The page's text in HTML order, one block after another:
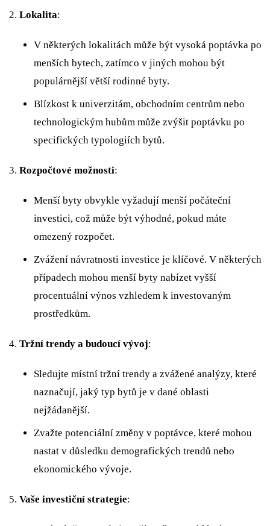
Lokalita:
V některých lokalitách může být vysoká poptávka po
menších bytech, zatímco v jiných mohou být
populárnější větší rodinné byty.
Blízkost k univerzitám, obchodním centrům nebo
technologickým hubům může zvýšit poptávku po
specifických typologiích bytů.
Rozpočtové možnosti:
Menší byty obvykle vyžadují menší počáteční
investici, což může být výhodné, pokud máte
omezený rozpočet.
Zvážení návratnosti investice je klíčové. V některých
případech mohou menší byty nabízet vyšší
procentuální výnos vzhledem k investovaným
prostředkům.
Tržní trendy a budoucí vývoj:
Sledujte místní tržní trendy a zvážené analýzy, které
naznačují, jaký typ bytů je v dané oblasti
nejžádanější.
Zvažte potenciální změny v poptávce, které mohou
nastat v důsledku demografických trendů nebo
ekonomického vývoje.
Vaše investiční strategie: